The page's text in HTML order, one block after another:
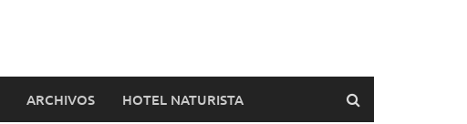
ARCHIVOS HOTEL NATURISTA